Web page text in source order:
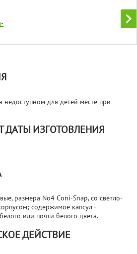
недоступном для детей месте при
ДАТЫ ИЗГОТОВЛЕНИЯ
размера No4 Coni-Snap, со светло-
содержимое капсул -
или почти белого цвета.
ДЕЙСТВИЕ